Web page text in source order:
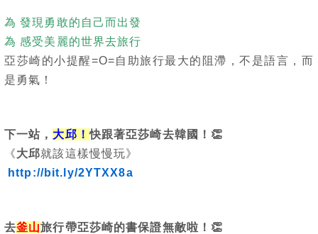
為 發現勇敢的自己而出發
為 感受美麗的世界去旅行
亞莎崎的小提醒=O=自助旅行最大的阻滯，不是語言，而
是勇氣！
下一站， 大邱！快跟著亞莎崎去韓國！ 👏
《大邱就該這樣慢慢玩》
http://bit.ly/2YTXX8a
去釜山旅行帶亞莎崎的書保證無敵啦！ 👏